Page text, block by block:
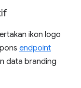
ikon logo
endpoint
data branding